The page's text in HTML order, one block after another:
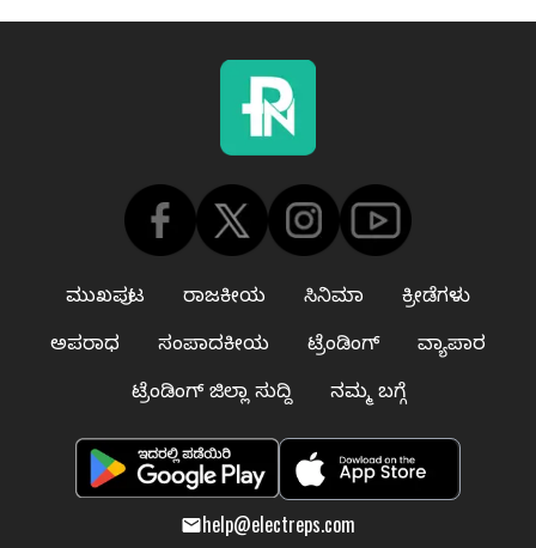
ಮುಖಪುಟ ರಾಜಕೀಯ ಸಿನಿಮಾ
ಕ್ರೀಡೆಗಳು
ಅಪರಾಧ
ಸಂಪಾದಕೀಯ ಟ್ರೆಂಡಿಂಗ್
ವ್ಯಾಪಾರ
ಟ್ರೆಂಡಿಂಗ್ ಜಿಲ್ಲಾ ಸುದ್ದಿ
ನಮ್ಮ ಬಗ್ಗೆ
help@electreps.com